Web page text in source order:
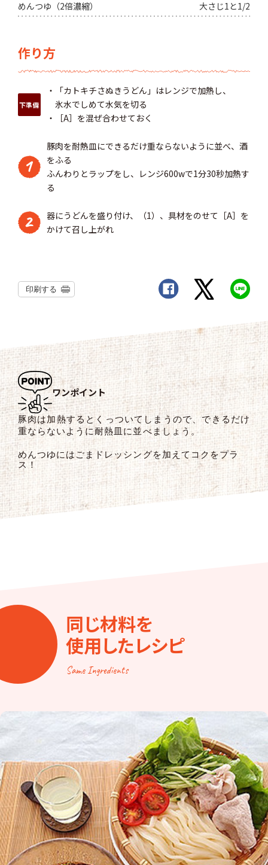
めんつゆ（2倍濃縮）
大さじ1と1/2
作り方
下準備
・「カトキチさぬきうどん」はレンジで加熱し、
氷水でしめて水気を切る
・［A］を混ぜ合わせておく
1
豚肉を耐熱皿にできるだけ重ならないように並べ、酒
をふる
ふんわりとラップをし、レンジ600wで1分30秒加熱す
る
2
器にうどんを盛り付け、（1）、具材をのせて［A］を
かけて召し上がれ
印刷する
ワンポイント
豚肉は加熱するとくっついてしまうので、できるだけ
重ならないように耐熱皿に並べましょう。
めんつゆにはごまドレッシングを加えてコクをプラ
ス！
同じ材料を
使用したレシピ
Same Ingredients